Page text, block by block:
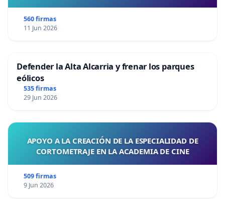
560 firmas
11 Jun 2026
Defender la Alta Alcarria y frenar los parques
eólicos
535 firmas
29 Jun 2026
APOYO A LA CREACIÓN DE LA ESPECIALIDAD DE
CORTOMETRAJE EN LA ACADEMIA DE CINE
509 firmas
9 Jun 2026